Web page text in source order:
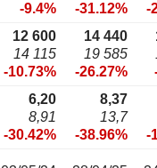
-9.4%
-31.12%
-
12 600
14 115
-10.73%
14 440
19 585
-26.27%
6,20
8,91
-30.42%
8,37
13,7
-38.96%
-